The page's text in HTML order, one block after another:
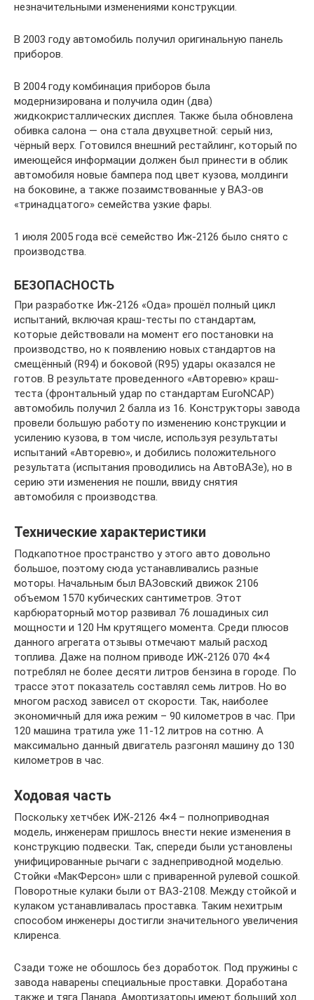
незначительными изменениями конструкции.
В 2003 году автомобиль получил оригинальную панель
приборов.
В 2004 году комбинация приборов была
модернизирована и получила один (два)
жидкокристаллических дисплея. Также была обновлена
обивка салона — она стала двухцветной: серый низ,
чёрный верх. Готовился внешний рестайлинг, который по
имеющейся информации должен был принести в облик
автомобиля новые бампера под цвет кузова, молдинги
на боковине, а также позаимствованные у ВАЗ-ов
«тринадцатого» семейства узкие фары.
1 июля 2005 года всё семейство Иж-2126 было снято с
производства.
БЕЗОПАСНОСТЬ
При разработке Иж-2126 «Ода» прошёл полный цикл
испытаний, включая краш-тесты по стандартам,
которые действовали на момент его постановки на
производство, но к появлению новых стандартов на
смещённый (R94) и боковой (R95) удары оказался не
готов. В результате проведенного «Авторевю» краш-
теста (фронтальный удар по стандартам EuroNCAP)
автомобиль получил 2 балла из 16. Конструкторы завода
провели большую работу по изменению конструкции и
усилению кузова, в том числе, используя результаты
испытаний «Авторевю», и добились положительного
результата (испытания проводились на АвтоВАЗе), но в
серию эти изменения не пошли, ввиду снятия
автомобиля с производства.
Технические характеристики
Подкапотное пространство у этого авто довольно
большое, поэтому сюда устанавливались разные
моторы. Начальным был ВАЗовский движок 2106
объемом 1570 кубических сантиметров. Этот
карбюраторный мотор развивал 76 лошадиных сил
мощности и 120 Нм крутящего момента. Среди плюсов
данного агрегата отзывы отмечают малый расход
топлива. Даже на полном приводе ИЖ-2126 070 4×4
потреблял не более десяти литров бензина в городе. По
трассе этот показатель составлял семь литров. Но во
многом расход зависел от скорости. Так, наиболее
экономичный для ижа режим – 90 километров в час. При
120 машина тратила уже 11-12 литров на сотню. А
максимально данный двигатель разгонял машину до 130
километров в час.
Ходовая часть
Поскольку хетчбек ИЖ-2126 4×4 – полноприводная
модель, инженерам пришлось внести некие изменения в
конструкцию подвески. Так, спереди были установлены
унифицированные рычаги с заднеприводной моделью.
Стойки «МакФерсон» шли с приваренной рулевой сошкой.
Поворотные кулаки были от ВАЗ-2108. Между стойкой и
кулаком устанавливалась проставка. Таким нехитрым
способом инженеры достигли значительного увеличения
клиренса.
Сзади тоже не обошлось без доработок. Под пружины с
завода наварены специальные проставки. Доработана
также и тяга Панара. Амортизаторы имеют больший ход.